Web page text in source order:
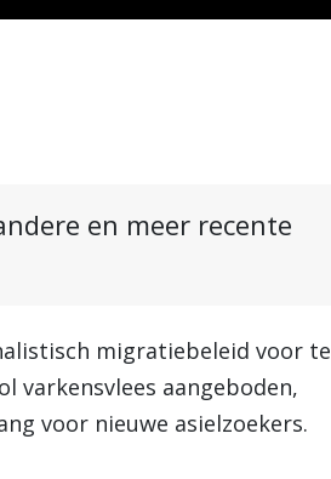
en meer recente
migratiebeleid voor te
varkensvlees aangeboden,
voor nieuwe asielzoekers.